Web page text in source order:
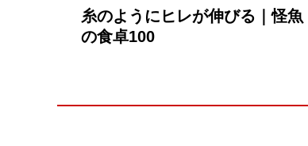
糸のようにヒレが伸びる｜怪魚
の食卓100